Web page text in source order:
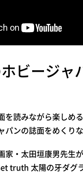
ビージャ
を読みながら楽し
パンの誌面をめくり
家・太田垣康男先生
truth 太陽の牙ダグ